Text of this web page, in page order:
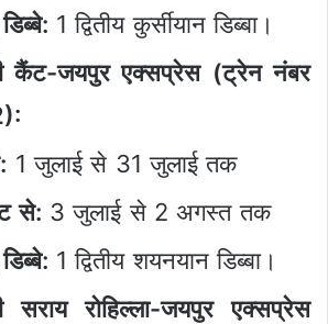
1 द्वितीय कुर्सीयान डिब्बा।
कैंट-जयपुर एक्सप्रेस (ट्रेन नंबर
1 जुलाई से 31 जुलाई तक
से: 3 जुलाई से 2 अगस्त तक
1 द्वितीय शयनयान डिब्बा।
सराय रोहिल्ला-जयपुर एक्सप्रेस